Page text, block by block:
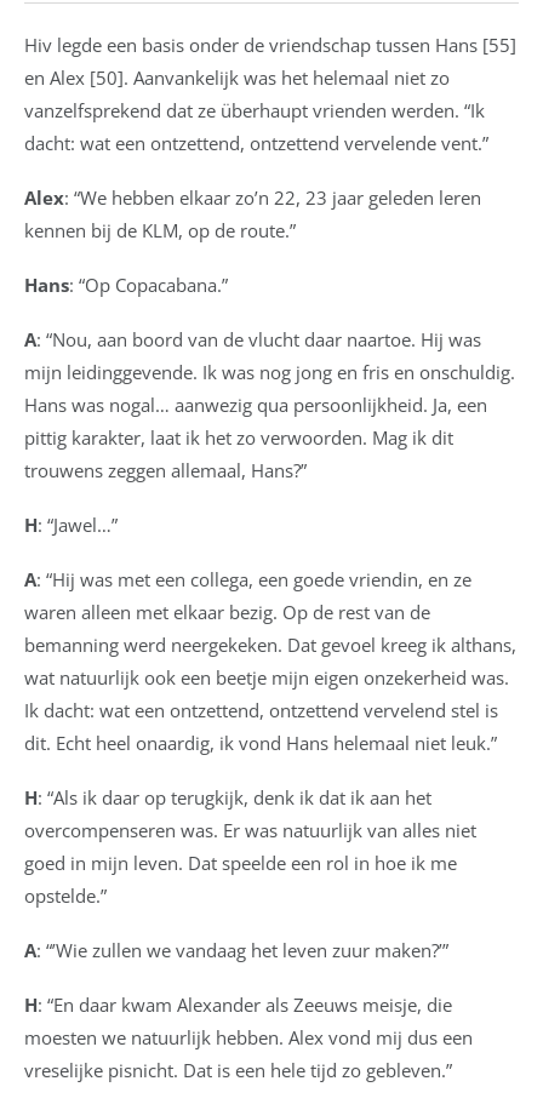
Hiv legde een basis onder de vriendschap tussen Hans [55]
en Alex [50]. Aanvankelijk was het helemaal niet zo
vanzelfsprekend dat ze überhaupt vrienden werden. “Ik
dacht: wat een ontzettend, ontzettend vervelende vent.”
Alex: “We hebben elkaar zo’n 22, 23 jaar geleden leren
kennen bij de KLM, op de route.”
Hans: “Op Copacabana.”
A: “Nou, aan boord van de vlucht daar naartoe. Hij was
mijn leidinggevende. Ik was nog jong en fris en onschuldig.
Hans was nogal… aanwezig qua persoonlijkheid. Ja, een
pittig karakter, laat ik het zo verwoorden. Mag ik dit
trouwens zeggen allemaal, Hans?”
H: “Jawel…”
A: “Hij was met een collega, een goede vriendin, en ze
waren alleen met elkaar bezig. Op de rest van de
bemanning werd neergekeken. Dat gevoel kreeg ik althans,
wat natuurlijk ook een beetje mijn eigen onzekerheid was.
Ik dacht: wat een ontzettend, ontzettend vervelend stel is
dit. Echt heel onaardig, ik vond Hans helemaal niet leuk.”
H: “Als ik daar op terugkijk, denk ik dat ik aan het
overcompenseren was. Er was natuurlijk van alles niet
goed in mijn leven. Dat speelde een rol in hoe ik me
opstelde.”
A: “’Wie zullen we vandaag het leven zuur maken?’”
H: “En daar kwam Alexander als Zeeuws meisje, die
moesten we natuurlijk hebben. Alex vond mij dus een
vreselijke pisnicht. Dat is een hele tijd zo gebleven.”